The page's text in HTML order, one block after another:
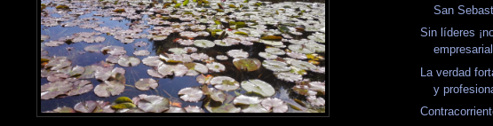
San
Sin líderes
La verdad
y